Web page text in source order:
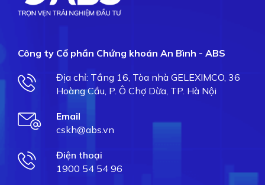
Công ty Cổ phần Chứng khoán An Bình - ABS
Địa chỉ: Tầng 16, Tòa nhà GELEXIMCO, 36
Hoàng Cầu, P. Ô Chợ Dừa, TP. Hà Nội
Email
cskh@abs.vn
Điện thoại
1900 54 54 96